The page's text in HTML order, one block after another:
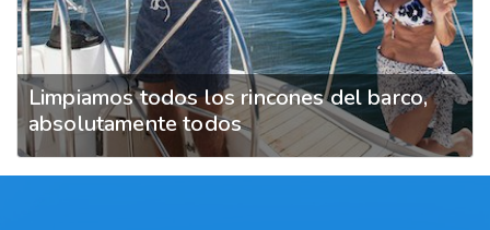
Limpiamos todos los rincones del barco,
absolutamente todos